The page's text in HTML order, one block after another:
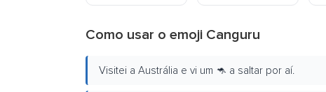
Como usar o emoji Canguru
Visitei a Austrália e vi um 🦘 a saltar por aí.